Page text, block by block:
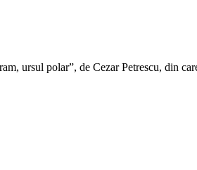
ursul polar”, de Cezar Petrescu, din